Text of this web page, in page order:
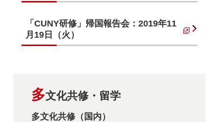
「CUNY研修」帰国報告会：2019年11
月19日（火）
多文化共修・留学
多文化共修（国内）